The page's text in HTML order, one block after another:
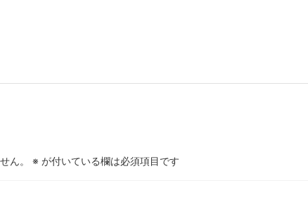
ん。 ※ が付いている欄は必須項目です